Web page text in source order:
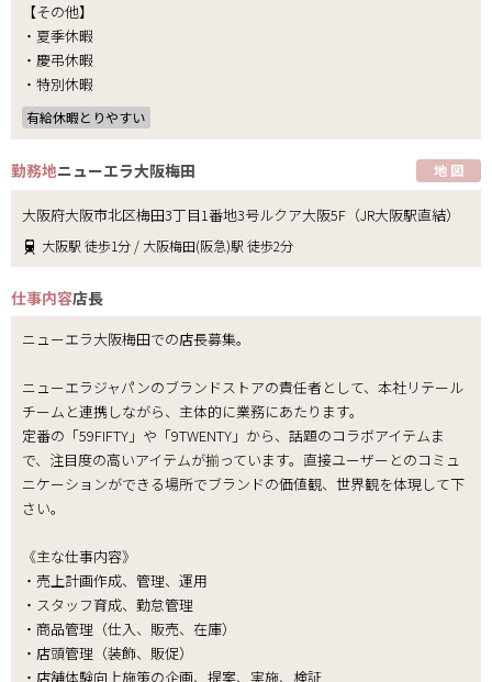
【その他】
・夏季休暇
・慶弔休暇
・特別休暇
有給休暇とりやすい
勤務地ニューエラ大阪梅田 地 図
大阪府大阪市北区梅田3丁目1番地3号ルクア大阪5F（JR大阪駅直結）
大阪駅 徒歩1分 / 大阪梅田(阪急)駅 徒歩2分
仕事内容店長
ニューエラ大阪梅田での店長募集。
ニューエラジャパンのブランドストアの責任者として、本社リテール
チームと連携しながら、主体的に業務にあたります。
定番の「59FIFTY」や「9TWENTY」から、話題のコラボアイテムま
で、注目度の高いアイテムが揃っています。直接ユーザーとのコミュ
ニケーションができる場所でブランドの価値観、世界観を体現して下
さい。
《主な仕事内容》
・売上計画作成、管理、運用
・スタッフ育成、勤怠管理
・商品管理（仕入、販売、在庫）
・店頭管理（装飾、販促）
・店舗体験向上施策の企画、提案、実施、検証